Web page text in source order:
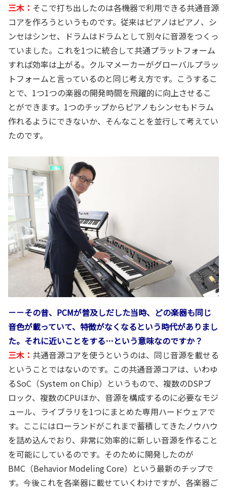
三木： そこで打ち出したのは各機器で利用できる共通音源
コアを作ろうというものです。従来はピアノはピアノ、シ
ンセはシンセ、ドラムはドラムとして別々に音源をつくっ
ていました。これを1つに統合して共通プラットフォーム
すれば効率は上がる。クルマメーカーがグローバルプラッ
トフォームと言っているのと同じ考え方です。こうするこ
とで、1つ1つの楽器の開発時間を飛躍的に向上させるこ
とができます。1つのチップからピアノもシンセもドラム
作れるようにできないか、そんなことを並行して考えてい
たのです。
－－その昔、PCMが普及しだした当時、どの楽器も同じ
音色が載っていて、特徴がなくなるという時代がありまし
た。それに近いことをする…という意味なのですか？
三木： 共通音源コアを使うというのは、同じ音源を載せる
ということではないのです。この共通音源コアは、いわゆ
るSoC（System on Chip）というもので、複数のDSPブ
ロック、複数のCPUほか、音源を構成するのに必要なモジ
ュール、ライブラリを1つにまとめた専用ハードウェアで
す。ここにはローランドがこれまで蓄積してきたノウハウ
を詰め込んでおり、非常に効率的に新しい音源を作ること
を可能にしているのです。そのために開発したのが
BMC（Behavior Modeling Core）という最新のチップで
す。今後これを各楽器に載せていくわけですが、各楽器ご